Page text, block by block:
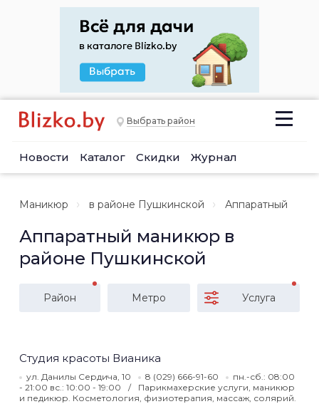
Выбрать район
Новости Каталог Скидки Журнал
Маникюр в районе Пушкинской Аппаратный
Аппаратный маникюр в
районе Пушкинской
Район Метро Услуга
Студия красоты Вианика
ул. Данилы Сердича, 10 8 (029) 666-91-60
пн.-сб.: 08:00
- 21:00 вс.: 10:00 - 19:00
Парикмахерские услуги, маникюр
и педикюр. Косметология, физиотерапия, массаж, солярий.